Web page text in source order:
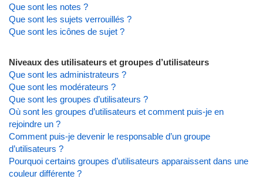
Que sont les notes ?
Que sont les sujets verrouillés ?
Que sont les icônes de sujet ?
Niveaux des utilisateurs et groupes d’utilisateurs
Que sont les administrateurs ?
Que sont les modérateurs ?
Que sont les groupes d’utilisateurs ?
Où sont les groupes d’utilisateurs et comment puis-je en
rejoindre un ?
Comment puis-je devenir le responsable d’un groupe
d’utilisateurs ?
Pourquoi certains groupes d’utilisateurs apparaissent dans une
couleur différente ?